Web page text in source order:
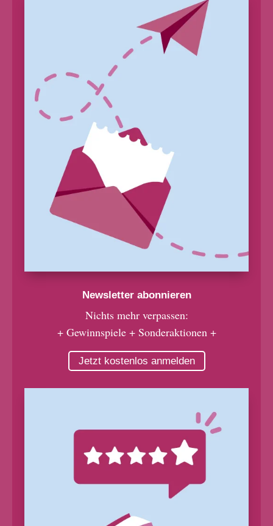
Newsletter abonnieren
Nichts mehr verpassen:
+ Gewinnspiele + Sonderaktionen +
Jetzt kostenlos anmelden